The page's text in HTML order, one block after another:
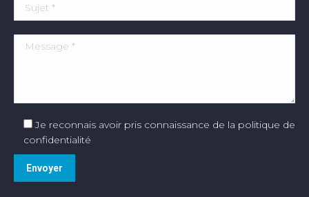
Je reconnais avoir pris connaissance de la politique de
confidentialité